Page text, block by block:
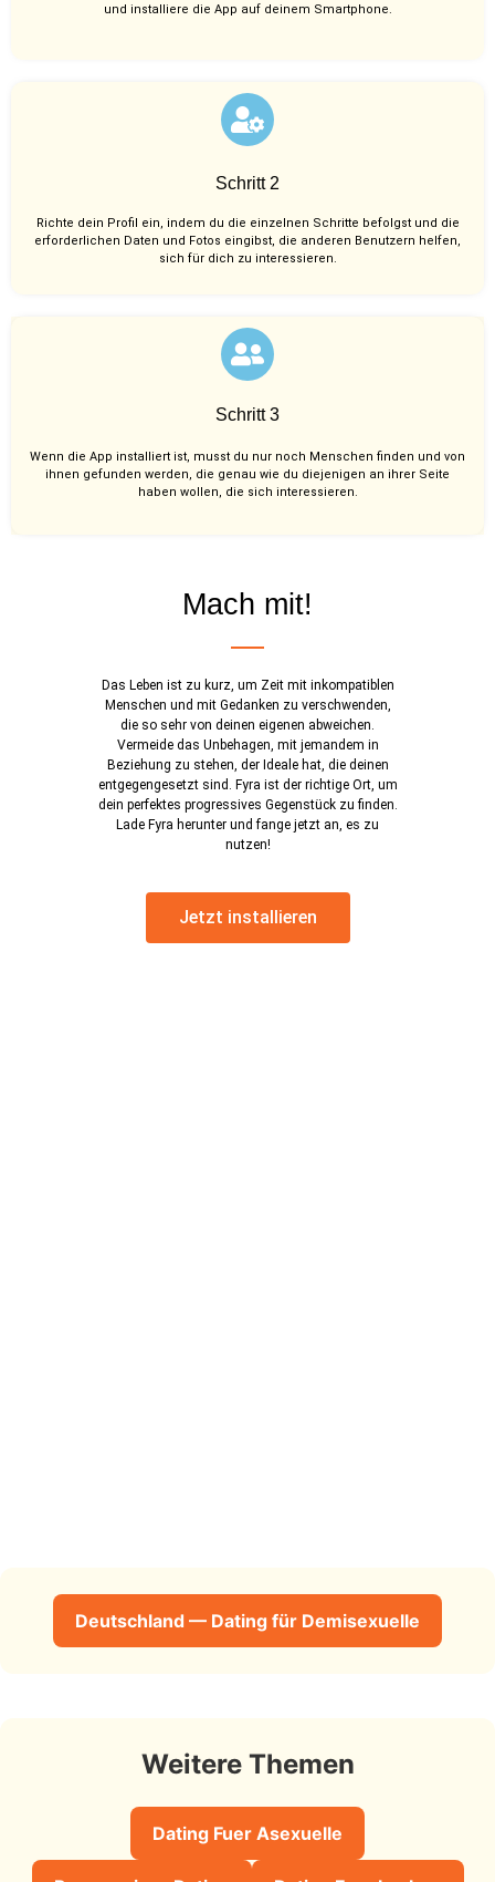
und installiere die App auf deinem Smartphone.
Schritt 2
Richte dein Profil ein, indem du die einzelnen Schritte befolgst und die
erforderlichen Daten und Fotos eingibst, die anderen Benutzern helfen,
sich für dich zu interessieren.
Schritt 3
Wenn die App installiert ist, musst du nur noch Menschen finden und von
ihnen gefunden werden, die genau wie du diejenigen an ihrer Seite
haben wollen, die sich interessieren.
Mach mit!
Das Leben ist zu kurz, um Zeit mit inkompatiblen
Menschen und mit Gedanken zu verschwenden,
die so sehr von deinen eigenen abweichen.
Vermeide das Unbehagen, mit jemandem in
Beziehung zu stehen, der Ideale hat, die deinen
entgegengesetzt sind. Fyra ist der richtige Ort, um
dein perfektes progressives Gegenstück zu finden.
Lade Fyra herunter und fange jetzt an, es zu
nutzen!
Jetzt installieren
Deutschland — Dating für Demisexuelle
Weitere Themen
Dating Fuer Asexuelle